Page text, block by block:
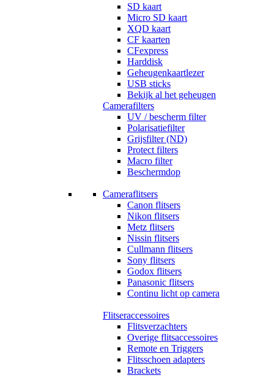
SD kaart
Micro SD kaart
XQD kaart
CF kaarten
CFexpress
Harddisk
Geheugenkaartlezer
USB sticks
Bekijk al het geheugen
Camerafilters
UV / bescherm filter
Polarisatiefilter
Grijsfilter (ND)
Protect filters
Macro filter
Beschermdop
Cameraflitsers
Canon flitsers
Nikon flitsers
Metz flitsers
Nissin flitsers
Cullmann flitsers
Sony flitsers
Godox flitsers
Panasonic flitsers
Continu licht op camera
Flitseraccessoires
Flitsverzachters
Overige flitsaccessoires
Remote en Triggers
Flitsschoen adapters
Brackets